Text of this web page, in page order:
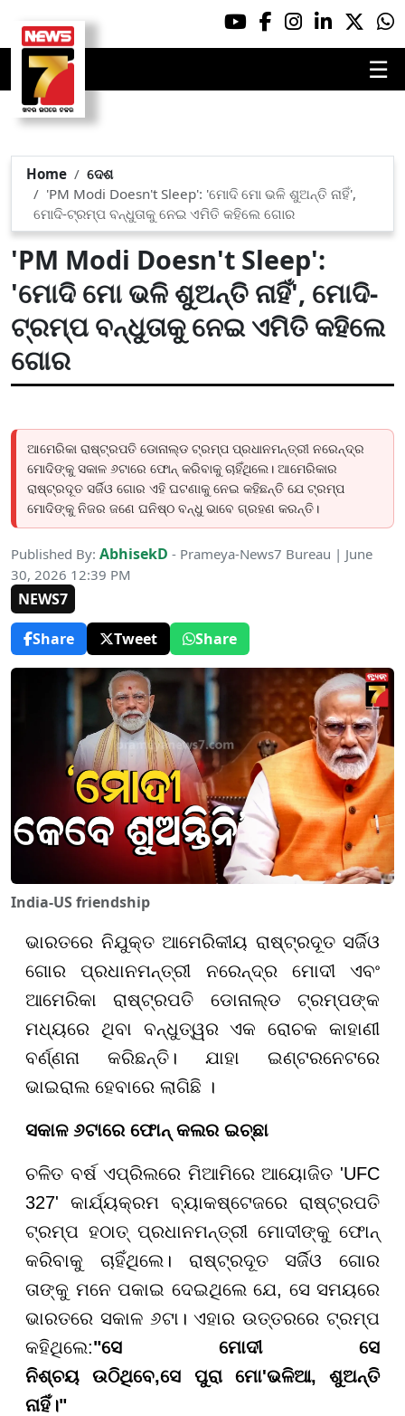
☰
Home
ଦେଶ
'PM Modi Doesn't Sleep': 'ମୋଦି ମୋ ଭଳି ଶୁଅନ୍ତି ନାହିଁ',
ମୋଦି-ଟ୍ରମ୍ପ ବନ୍ଧୁତାକୁ ନେଇ ଏମିତି କହିଲେ ଗୋର
'PM Modi Doesn't Sleep':
'ମୋଦି ମୋ ଭଳି ଶୁଅନ୍ତି ନାହିଁ', ମୋଦି-
ଟ୍ରମ୍ପ ବନ୍ଧୁତାକୁ ନେଇ ଏମିତି କହିଲେ
ଗୋର
ଆମେରିକା ରାଷ୍ଟ୍ରପତି ଡୋନାଲ୍ଡ ଟ୍ରମ୍ପ ପ୍ରଧାନମନ୍ତ୍ରୀ ନରେନ୍ଦ୍ର
ମୋଦିଙ୍କୁ ସକାଳ ୬ଟାରେ ଫୋନ୍ କରିବାକୁ ଚାହିଁଥିଲେ। ଆମେରିକାର
ରାଷ୍ଟ୍ରଦୂତ ସର୍ଜିଓ ଗୋର ଏହି ଘଟଣାକୁ ନେଇ କହିଛନ୍ତି ଯେ ଟ୍ରମ୍ପ
ମୋଦିଙ୍କୁ ନିଜର ଜଣେ ଘନିଷ୍ଠ ବନ୍ଧୁ ଭାବେ ଗ୍ରହଣ କରନ୍ତି।
Published By: AbhisekD - Prameya-News7 Bureau | June
30, 2026 12:39 PM
NEWS7
Share
Tweet Share
India-US friendship
ଭାରତରେ ନିଯୁକ୍ତ ଆମେରିକୀୟ ରାଷ୍ଟ୍ରଦୂତ ସର୍ଜିଓ
ଗୋର ପ୍ରଧାନମନ୍ତ୍ରୀ ନରେନ୍ଦ୍ର ମୋଦୀ ଏବଂ
ଆମେରିକା ରାଷ୍ଟ୍ରପତି ଡୋନାଲ୍ଡ ଟ୍ରମ୍ପଙ୍କ
ମଧ୍ୟରେ ଥିବା ବନ୍ଧୁତ୍ୱର ଏକ ରୋଚକ କାହାଣୀ
ବର୍ଣ୍ଣନା କରିଛନ୍ତି। ଯାହା ଇଣ୍ଟରନେଟରେ
ଭାଇରାଲ ହେବାରେ ଲାଗିଛି ।
ସକାଳ ୬ଟାରେ ଫୋନ୍ କଲର ଇଚ୍ଛା
ଚଳିତ ବର୍ଷ ଏପ୍ରିଲରେ ମିଆମିରେ ଆୟୋଜିତ 'UFC
327' କାର୍ଯ୍ୟକ୍ରମ ବ୍ୟାକଷ୍ଟେଜରେ ରାଷ୍ଟ୍ରପତି
ଟ୍ରମ୍ପ ହଠାତ୍ ପ୍ରଧାନମନ୍ତ୍ରୀ ମୋଦୀଙ୍କୁ ଫୋନ୍
କରିବାକୁ ଚାହିଁଥିଲେ। ରାଷ୍ଟ୍ରଦୂତ ସର୍ଜିଓ ଗୋର
ତାଙ୍କୁ ମନେ ପକାଇ ଦେଇଥିଲେ ଯେ, ସେ ସମୟରେ
ଭାରତରେ ସକାଳ ୬ଟା। ଏହାର ଉତ୍ତରରେ ଟ୍ରମ୍ପ
କହିଥିଲେ:"ସେ ମୋଦୀ ସେ
ନିଶ୍ଚୟଉଠିଥିବେ,ସେ ପୁରା ମୋ'ଭଳିଆ, ଶୁଅନ୍ତି
ନାହିଁ।"